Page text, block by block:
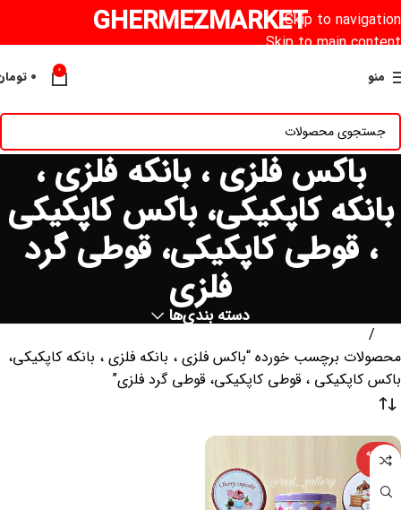
Skip to navigation
Skip to main content
GHERMEZMARKET
منو 0 ۰
باکس فلزی ، بانکه فلزی ،
بانکه کاپکیکی، باکس کاپکیکی
، قوطی کاپکیکی، قوطی گرد
فلزی
دسته بندی‌ها
محصولات برچسب خورده “باکس فلزی ، بانکه فلزی ، بانکه کاپکیکی،
باکس کاپکیکی ، قوطی کاپکیکی، قوطی گرد فلزی”
فروخته
شده